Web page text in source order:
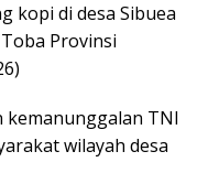
kopi di desa Sibuea
Provinsi
kemanunggalan TNI
wilayah desa